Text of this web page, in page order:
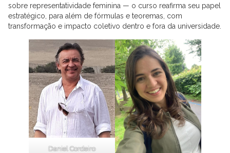
sobre representatividade feminina — o curso reafirma seu papel
estratégico, para além de fórmulas e teoremas, com
transformação e impacto coletivo dentro e fora da universidade.
Daniel Cordeiro